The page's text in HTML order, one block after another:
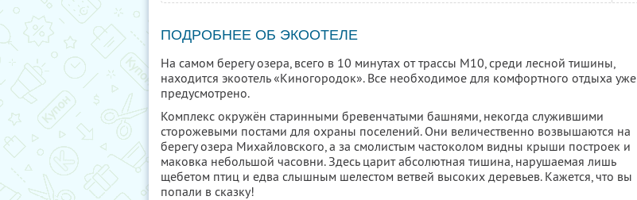
ПОДРОБНЕЕ ОБ ЭКООТЕЛЕ
На самом берегу озера, всего в 10 минутах от трассы М10, среди лесной тишины,
находится экоотель «Киногородок». Все необходимое для комфортного отдыха уже
предусмотрено.
Комплекс окружён старинными бревенчатыми башнями, некогда служившими
сторожевыми постами для охраны поселений. Они величественно возвышаются на
берегу озера Михайловского, а за смолистым частоколом видны крыши построек и
маковка небольшой часовни. Здесь царит абсолютная тишина, нарушаемая лишь
щебетом птиц и едва слышным шелестом ветвей высоких деревьев. Кажется, что вы
попали в сказку!